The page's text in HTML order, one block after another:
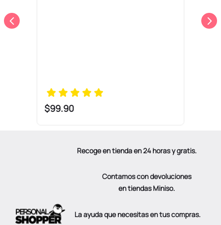
$99.90
Recoge en tienda en 24 horas y gratis.
Contamos con devoluciones
en tiendas Miniso.
La ayuda que necesitas en tus compras.